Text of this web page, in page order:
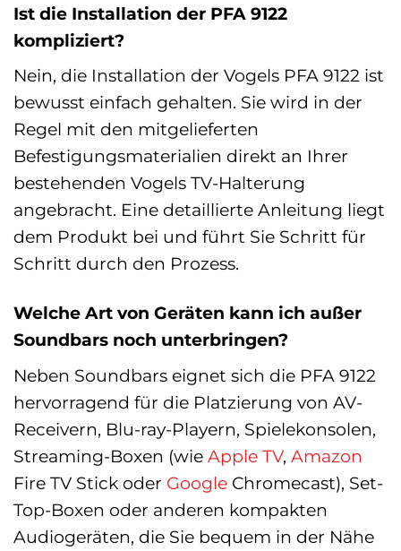
Ist die Installation der PFA 9122
kompliziert?
Nein, die Installation der Vogels PFA 9122 ist
bewusst einfach gehalten. Sie wird in der
Regel mit den mitgelieferten
Befestigungsmaterialien direkt an Ihrer
bestehenden Vogels TV-Halterung
angebracht. Eine detaillierte Anleitung liegt
dem Produkt bei und führt Sie Schritt für
Schritt durch den Prozess.
Welche Art von Geräten kann ich außer
Soundbars noch unterbringen?
Neben Soundbars eignet sich die PFA 9122
hervorragend für die Platzierung von AV-
Receivern, Blu-ray-Playern, Spielekonsolen,
Streaming-Boxen (wie Apple TV, Amazon
Fire TV Stick oder Google Chromecast), Set-
Top-Boxen oder anderen kompakten
Audiogeräten, die Sie bequem in der Nähe